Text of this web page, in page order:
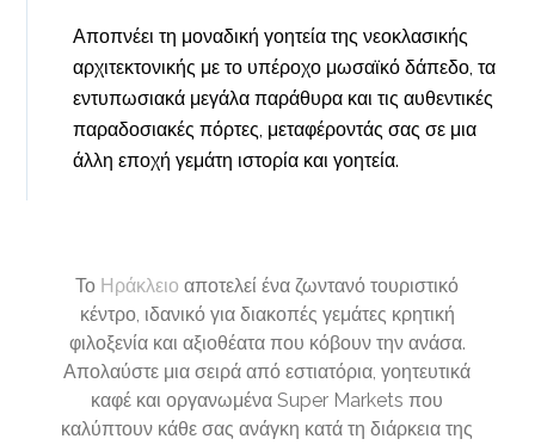
Αποπνέει τη μοναδική γοητεία της νεοκλασικής
αρχιτεκτονικής με το υπέροχο μωσαϊκό δάπεδο, τα
εντυπωσιακά μεγάλα παράθυρα και τις αυθεντικές
παραδοσιακές πόρτες, μεταφέροντάς σας σε μια
άλλη εποχή γεμάτη ιστορία και γοητεία.
Το Ηράκλειο αποτελεί ένα ζωντανό τουριστικό
κέντρο, ιδανικό για διακοπές γεμάτες κρητική
φιλοξενία και αξιοθέατα που κόβουν την ανάσα.
Απολαύστε μια σειρά από εστιατόρια, γοητευτικά
καφέ και οργανωμένα Super Markets που
καλύπτουν κάθε σας ανάγκη κατά τη διάρκεια της